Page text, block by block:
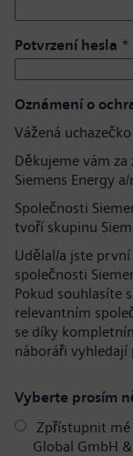
Potvrzení hesla *
Oznámení o
Vážená
Děkujeme vám
Siemens Energy
Společnosti
tvoří skupinu
Udělal/a jste
společnosti
Pokud souhlasíte
relevantním
se díky
náboráři
Vyberte prosím
Zpřístupnit mé
Global GmbH